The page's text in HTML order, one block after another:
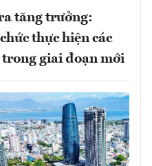
tăng trưởng:
thực hiện các
giai đoạn mới